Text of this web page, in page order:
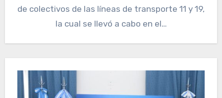
de colectivos de las líneas de transporte 11 y 19,
la cual se llevó a cabo en el…